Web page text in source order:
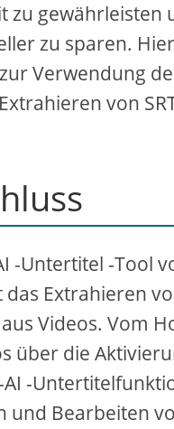
zu gewährleisten
zu sparen.
Verwendung
von
-Untertitel -Tool
Extrahieren
Videos. Vom
über die
-
und Bearbeiten